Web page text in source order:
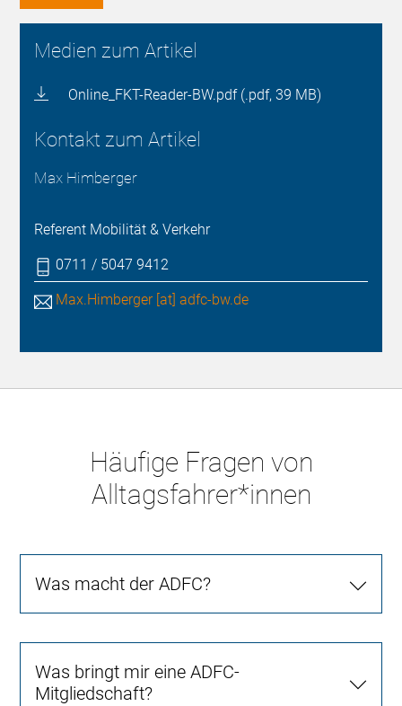
Medien zum Artikel
Online_FKT-Reader-BW.pdf (.pdf, 39 MB)
Kontakt zum Artikel
Max Himberger
Referent Mobilität & Verkehr
0711 / 5047 9412
Max.Himberger [at] adfc-bw.de
Häufige Fragen von
Alltagsfahrer*innen
Was macht der ADFC?
Was bringt mir eine ADFC-
Mitgliedschaft?